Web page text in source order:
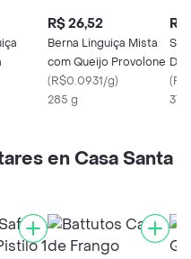
R$ 26,52
Berna Linguiça Mista
com Queijo Provolone
(R$0.0931/g)
285 g
R$
(
en Casa Santa